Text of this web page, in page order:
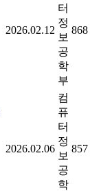
2026.02.12
터
정
보
공
학
부
868
2026.02.06
컴
퓨
터
정
보
공
학
857